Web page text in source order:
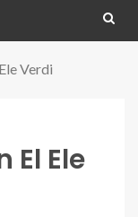
Verdi
El Ele